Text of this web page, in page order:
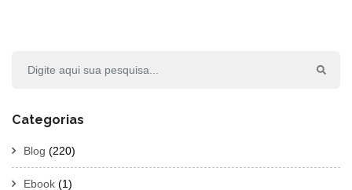
Categorias
Blog (220)
Ebook (1)